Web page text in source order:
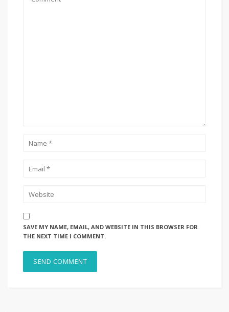
SAVE MY NAME, EMAIL, AND WEBSITE IN THIS BROWSER FOR
THE NEXT TIME I COMMENT.